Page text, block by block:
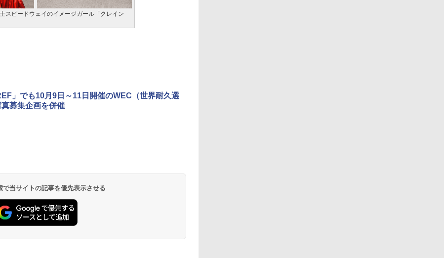
スピードウェイのイメージガール「クレイン
」でも10月9日～11日開催のWEC（世界耐久選
募集企画を併催
当サイトの記事を優先表示させる